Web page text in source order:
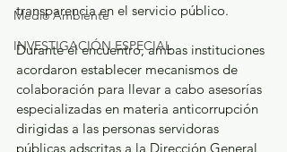
Medio Ambiente
INVESTIGACIÓN ESPECIAL
transparencia en el servicio público.
Durante el encuentro, ambas instituciones
acordaron establecer mecanismos de
colaboración para llevar a cabo asesorías
especializadas en materia anticorrupción
dirigidas a las personas servidoras
públicas adscritas a la Dirección General